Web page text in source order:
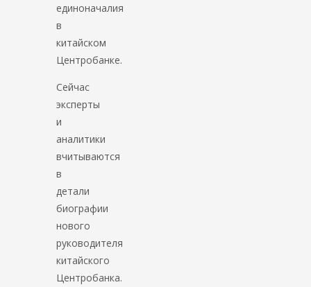
единоначалия
в
китайском
Центробанке.
Сейчас
эксперты
и
аналитики
вчитываются
в
детали
биографии
нового
руководителя
китайского
Центробанка.